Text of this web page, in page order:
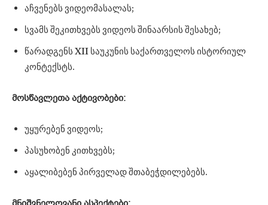
აჩვენებს ვიდეომასალას;
სვამს შეკითხვებს ვიდეოს შინაარსის შესახებ;
წარადგენს XII საუკუნის საქართველოს ისტორიულ
კონტექსტს.
მოსწავლეთა აქტივობები:
უყურებენ ვიდეოს;
პასუხობენ კითხვებს;
აყალიბებენ პირველად შთაბეჭდილებებს.